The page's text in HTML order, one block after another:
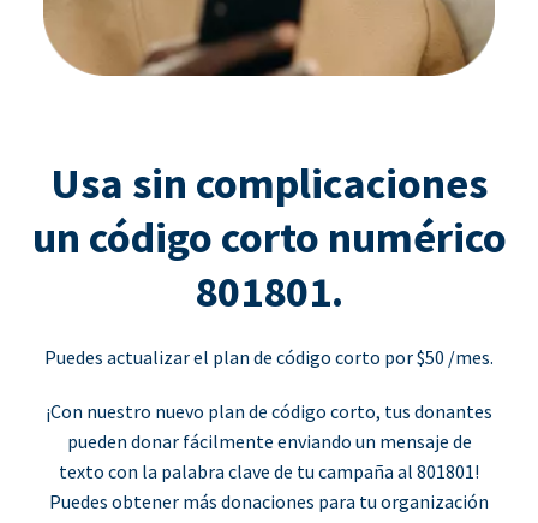
Usa sin complicaciones
un código corto numérico
801801.
Puedes actualizar el plan de código corto por $50 /mes.
¡Con nuestro nuevo plan de código corto, tus donantes
pueden donar fácilmente enviando un mensaje de
texto con la palabra clave de tu campaña al 801801!
Puedes obtener más donaciones para tu organización